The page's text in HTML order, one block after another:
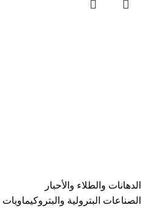
⁠الدهانات والطلاء والأحبار
الصناعات البترولية والبتروكيماويات